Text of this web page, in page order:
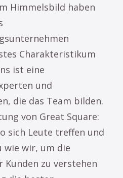
Himmelsbild haben
Charakteristikum
ist eine
und
die das Team bilden.
von Great Square:
sich Leute treffen und
wie wir, um die
Kunden zu verstehen